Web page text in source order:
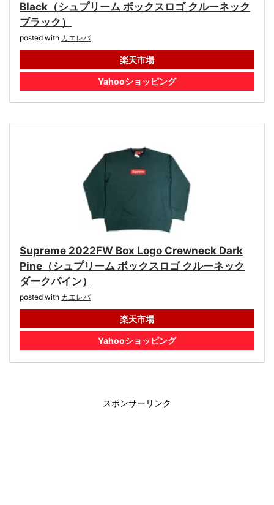
Black（シュプリーム ボックスロゴ クルーネック
ブラック）
posted with カエレバ
楽天市場
Yahooショッピング
Supreme 2022FW Box Logo Crewneck Dark
Pine（シュプリーム ボックスロゴ クルーネック
ダークパイン）
posted with カエレバ
楽天市場
Yahooショッピング
スポンサーリンク